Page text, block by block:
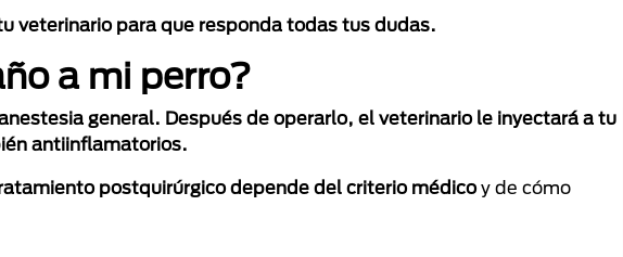
veterinario para que responda todas tus dudas.
a mi perro?
general. Después de operarlo, el veterinario le inyectará a tu
antiinflamatorios.
postquirúrgico depende del criterio médicoy de cómo